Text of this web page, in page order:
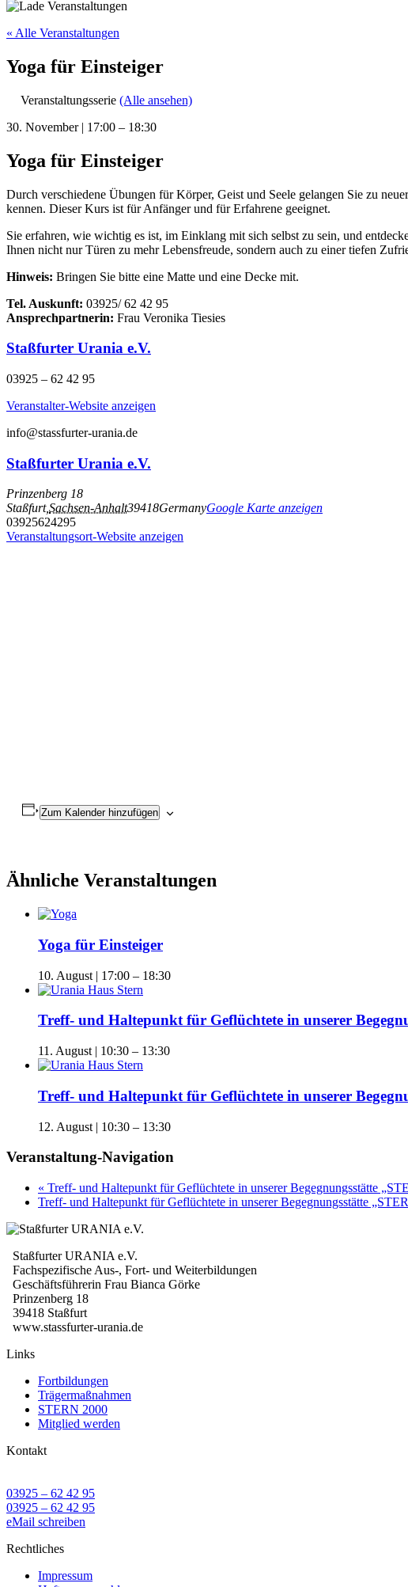
« Alle Veranstaltungen
Yoga für Einsteiger
Veranstaltungsserie (Alle ansehen)
30. November | 17:00 – 18:30
Yoga für Einsteiger
Durch verschiedene Übungen für Körper, Geist und Seele gelangen Sie zu
kennen. Dieser Kurs ist für Anfänger und für Erfahrene geeignet.
Sie erfahren, wie wichtig es ist, im Einklang mit sich selbst zu sein, und
Ihnen nicht nur Türen zu mehr Lebensfreude, sondern auch zu einer tiefen
Hinweis: Bringen Sie bitte eine Matte und eine Decke mit.
Tel. Auskunft: 03925/ 62 42 95
Ansprechpartnerin: Frau Veronika Tiesies
Staßfurter Urania e.V.
03925 – 62 42 95
Veranstalter-Website anzeigen
info@stassfurter-urania.de
Staßfurter Urania e.V.
Prinzenberg 18
Staßfurt,Sachsen-Anhalt39418GermanyGoogle Karte anzeigen
03925624295
Veranstaltungsort-Website anzeigen
Zum Kalender hinzufügen
Ähnliche Veranstaltungen
Yoga für Einsteiger
10. August | 17:00 – 18:30
Treff- und Haltepunkt für Geflüchtete in unserer
11. August | 10:30 – 13:30
Treff- und Haltepunkt für Geflüchtete in unserer
12. August | 10:30 – 13:30
Veranstaltung-Navigation
« Treff- und Haltepunkt für Geflüchtete in unserer Begegnungsstätte
Treff- und Haltepunkt für Geflüchtete in unserer Begegnungsstätte
Staßfurter URANIA e.V.
Fachspezifische Aus-, Fort- und Weiterbildungen
Geschäftsführerin Frau Bianca Görke
Prinzenberg 18
39418 Staßfurt
www.stassfurter-urania.de
Links
Fortbildungen
Trägermaßnahmen
STERN 2000
Mitglied werden
Kontakt
03925 – 62 42 95
03925 – 62 42 95
eMail schreiben
Rechtliches
Impressum